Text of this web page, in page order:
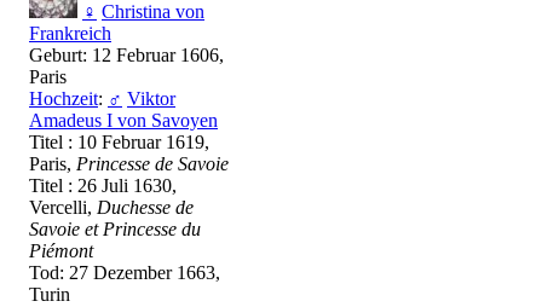
♀ Christina von
Frankreich
Geburt: 12 Februar 1606,
Paris
Hochzeit: ♂ Viktor
Amadeus I von Savoyen
Titel : 10 Februar 1619,
Paris, Princesse de Savoie
Titel : 26 Juli 1630,
Vercelli, Duchesse de
Savoie et Princesse du
Piémont
Tod: 27 Dezember 1663,
Turin